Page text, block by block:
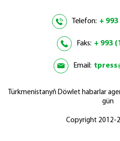
Telefon: + 993
Faks: + 993
Email:
Türkmenistanyň Döwlet habarlar
gün
Copyright 2012-